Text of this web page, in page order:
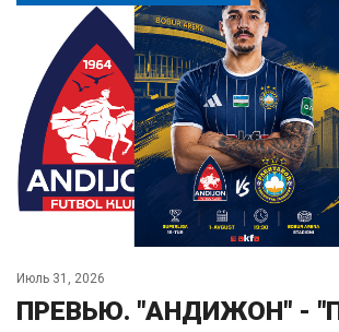
Июль 31, 2026
ПРЕВЬЮ. "АНДИЖОН" -